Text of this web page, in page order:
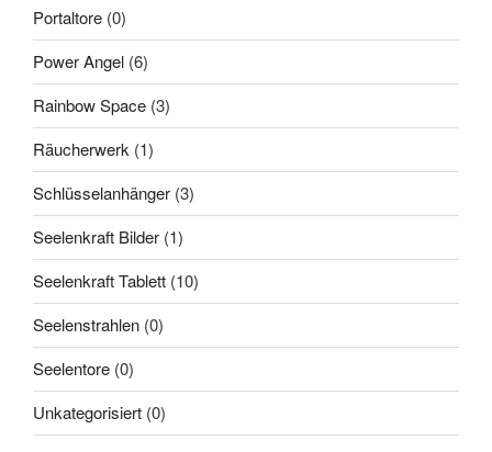
Portaltore (0)
Power Angel (6)
Rainbow Space (3)
Räucherwerk (1)
Schlüsselanhänger (3)
Seelenkraft Bilder (1)
Seelenkraft Tablett (10)
Seelenstrahlen (0)
Seelentore (0)
Unkategorisiert (0)